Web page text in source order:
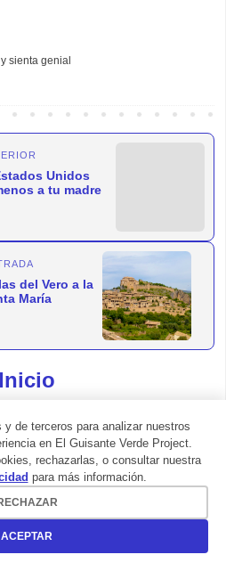
sienta genial
Unidos
a tu madre
Inicio
del Vero a la
María
de terceros para analizar nuestros
en El Guisante Verde Project.
rechazarlas, o consultar nuestra
para más información.
ACEPTAR